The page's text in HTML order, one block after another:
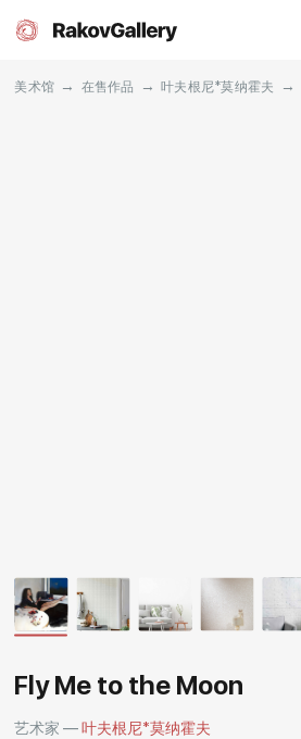
美术馆 → 在售作品 → 叶夫根尼*莫纳霍夫 →
Fly Me to the Moon
艺术家 —叶夫根尼*莫纳霍夫